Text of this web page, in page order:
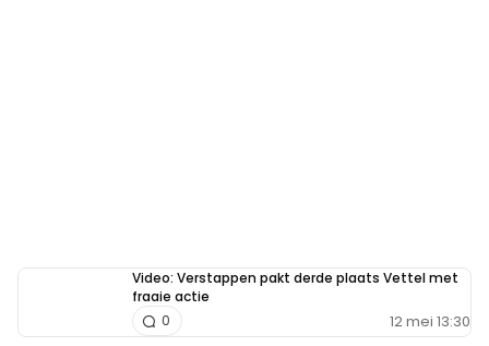
Video: Verstappen pakt derde plaats Vettel met
fraaie actie
12 mei 13:30
0